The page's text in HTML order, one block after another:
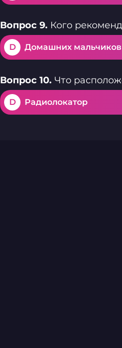
Вопрос 9. Кого
D Домашних мальчиков
Вопрос 10. Что
D Радиолокатор